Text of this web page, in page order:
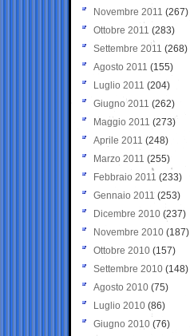
Novembre 2011 (267)
Ottobre 2011 (283)
Settembre 2011 (268)
Agosto 2011 (155)
Luglio 2011 (204)
Giugno 2011 (262)
Maggio 2011 (273)
Aprile 2011 (248)
Marzo 2011 (255)
Febbraio 2011 (233)
Gennaio 2011 (253)
Dicembre 2010 (237)
Novembre 2010 (187)
Ottobre 2010 (157)
Settembre 2010 (148)
Agosto 2010 (75)
Luglio 2010 (86)
Giugno 2010 (76)